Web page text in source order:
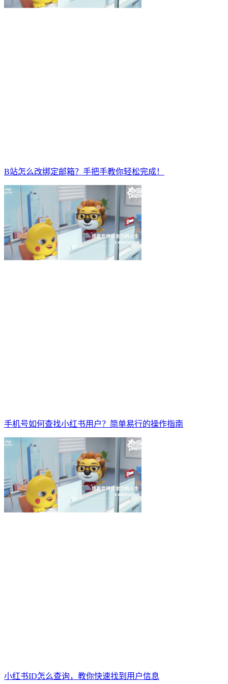
B站怎么改绑定邮箱？手把手教你轻松完成！
手机号如何查找小红书用户？简单易行的操作指南
小红书ID怎么查询，教你快速找到用户信息